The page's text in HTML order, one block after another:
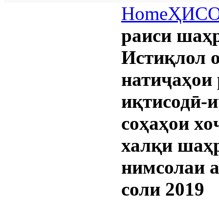
Home
раиси
Истиқлол
иқтисодӣ-
соҳаҳои
халқи
нимсолаи
соли 2019